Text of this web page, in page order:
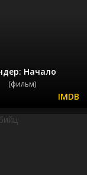
Начало
(фильм)